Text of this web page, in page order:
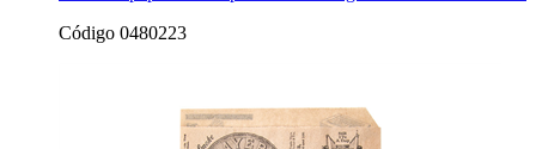
Código 0480223